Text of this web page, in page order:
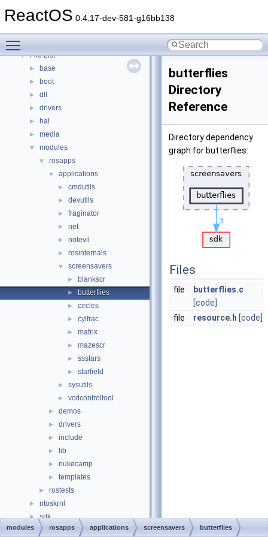
ReactOS 0.4.17-dev-581-g16bb138
► Namespaces
▼
▼ File List
► base
► boot
► dll
► drivers
► hal
► media
▼ modules
▼ rosapps
▼ applications
► cmdutils
► devutils
► fraginator
► net
► notevil
► rosinternals
▼ screensavers
► blankscr
► butterflies
► circles
► cylfrac
► matrix
► mazescr
► ssstars
► starfield
► sysutils
► vcdcontroltool
► demos
► drivers
► include
► lib
► nukecamp
► templates
► rostests
► ntoskrnl
► sdk
► subsystems
butterflies
Directory
Reference
Directory dependency
graph for butterflies:
Files
file
butterflies.c
[code]
file
resource.h [code]
modules rosapps applications screensavers butterflies